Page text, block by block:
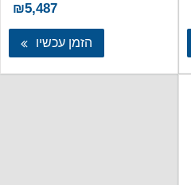
₪5,487
הזמן עכשיו